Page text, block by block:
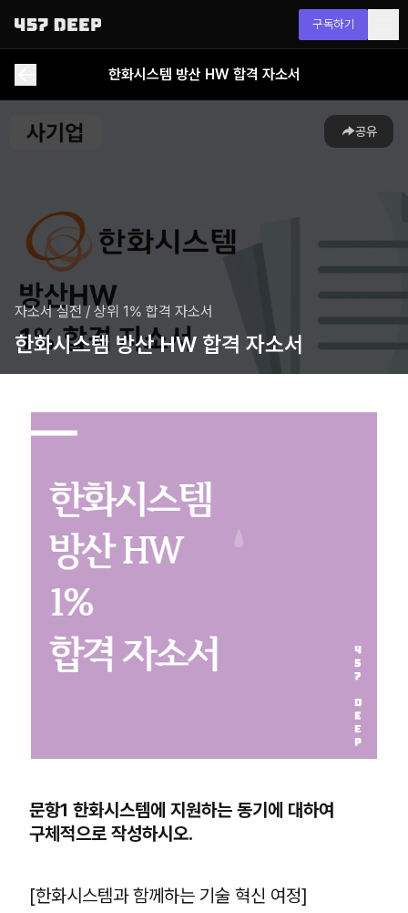
구독하기
한화시스템 방산 HW 합격 자소서
공유
자소서 실전/ 상위 1% 합격 자소서
한화시스템 방산 HW 합격 자소서
문항1 한화시스템에 지원하는 동기에 대하여
구체적으로 작성하시오.
[한화시스템과 함께하는 기술 혁신 여정]